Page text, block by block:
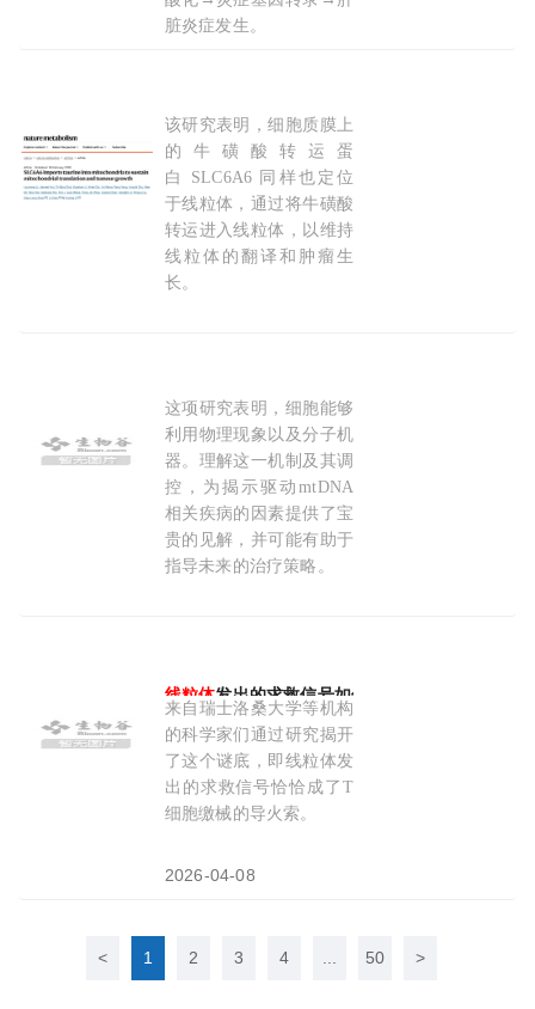
脏炎症发生。
Nature子刊：李福明/陈立/周小龙团队揭示
该研究表明，细胞质膜上
的牛磺酸转运蛋
白 SLC6A6 同样也定位
于线粒体，通过将牛磺酸
转运进入线粒体，以维持
线粒体的翻译和肿瘤生
长。
线粒体“珠串化”形状变化驱动mtDNA均匀分布
这项研究表明，细胞能够
利用物理现象以及分子机
器。理解这一机制及其调
控，为揭示驱动mtDNA
相关疾病的因素提供了宝
贵的见解，并可能有助于
指导未来的治疗策略。
线粒体发出的求救信号如何让抗癌T细胞缴械？
来自瑞士洛桑大学等机构
的科学家们通过研究揭开
了这个谜底，即线粒体发
出的求救信号恰恰成了T
细胞缴械的导火索。
2026-04-08
< 1 2 3 4 50 >